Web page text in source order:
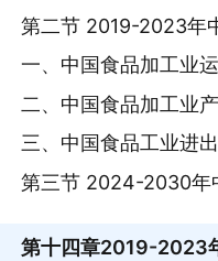
第二节 2019-2023年
一、中国食品加工业
二、中国食品加工业
三、中国食品工业进
第三节 2024-2030年
第十四章2019-2023